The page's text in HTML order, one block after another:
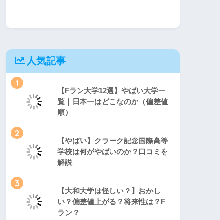
人気記事
1
【Fラン大学12選】やばい大学一
覧｜日本一はどこなのか（偏差値
順）
2
【やばい】クラーク記念国際高等
学校は何がやばいのか？口コミを
解説
3
【大和大学は怪しい？】おかし
い？偏差値上がる？将来性は？F
ラン？